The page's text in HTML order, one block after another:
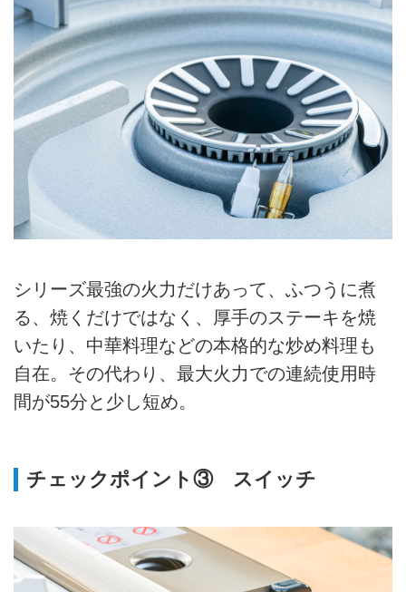
シリーズ最強の火力だけあって、ふつうに煮
る、焼くだけではなく、厚手のステーキを焼
いたり、中華料理などの本格的な炒め料理も
自在。その代わり、最大火力での連続使用時
間が55分と少し短め。
チェックポイント③ スイッチ